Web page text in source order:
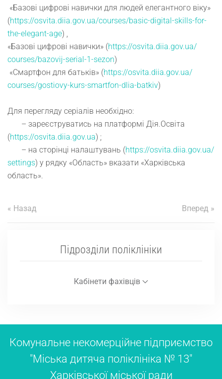
«Базові цифрові навички для людей елегантного віку»
(https://osvita.diia.gov.ua/courses/basic-digital-skills-for-
the-elegant-age) ,
«Базові цифрові навички» (https://osvita.diia.gov.ua/
courses/bazovij-serial-1-sezon)
«Смартфон для батьків» (https://osvita.diia.gov.ua/
courses/gostiovy-kurs-smartfon-dlia-batkiv)
Для перегляду серіалів необхідно:
– зареєструватись на платформі Дія.Освіта
(https://osvita.diia.gov.ua) ;
– на сторінці налаштувань (https://osvita.diia.gov.ua/
settings) у рядку «Область» вказати «Харківська
область».
« Назад Вперед »
Підрозділи поліклініки
Кабінети фахівців
Комунальне некомерційне підприємство
"Міська дитяча поліклініка № 13"
Харківської міської ради